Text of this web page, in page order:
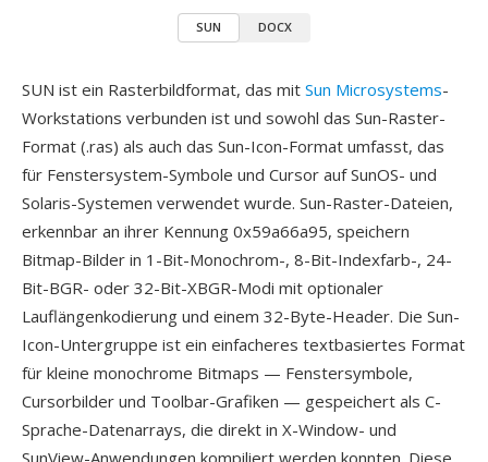
SUN DOCX
SUN ist ein Rasterbildformat, das mit Sun Microsystems-
Workstations verbunden ist und sowohl das Sun-Raster-
Format (.ras) als auch das Sun-Icon-Format umfasst, das
für Fenstersystem-Symbole und Cursor auf SunOS- und
Solaris-Systemen verwendet wurde. Sun-Raster-Dateien,
erkennbar an ihrer Kennung 0x59a66a95, speichern
Bitmap-Bilder in 1-Bit-Monochrom-, 8-Bit-Indexfarb-, 24-
Bit-BGR- oder 32-Bit-XBGR-Modi mit optionaler
Lauflängenkodierung und einem 32-Byte-Header. Die Sun-
Icon-Untergruppe ist ein einfacheres textbasiertes Format
für kleine monochrome Bitmaps — Fenstersymbole,
Cursorbilder und Toolbar-Grafiken — gespeichert als C-
Sprache-Datenarrays, die direkt in X-Window- und
SunView-Anwendungen kompiliert werden konnten. Diese